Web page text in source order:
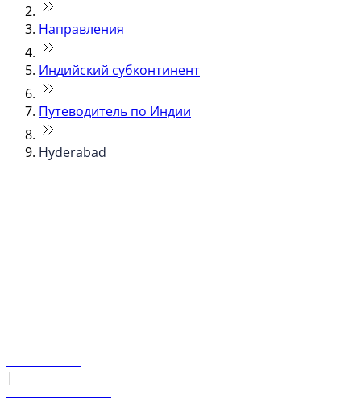
Направления
Индийский субконтинент
Путеводитель по Индии
Hyderabad
|